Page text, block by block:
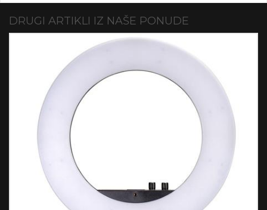
DRUGI ARTIKLI IZ NAŠE PONUDE